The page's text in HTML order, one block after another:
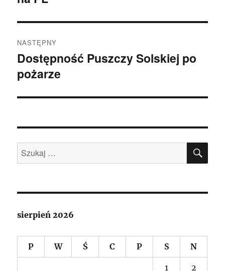
NASTĘPNY
Następny
wpis:
Dostępność Puszczy Solskiej po
pożarze
Szukaj:
sierpień 2026
P W Ś C P S N
1 2